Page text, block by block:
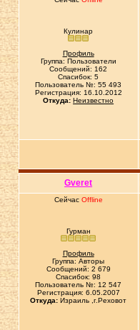
Кулинар
Профиль
Группа: Пользователи
Сообщений: 162
Спасибок: 5
Пользователь №: 55 493
Регистрация: 16.10.2012
Откуда: Неизвестно
Gveret
Сейчас Offline
Гурман
Профиль
Группа: Авторы
Сообщений: 2 679
Спасибок: 98
Пользователь №: 12 547
Регистрация: 6.05.2007
Откуда: Израиль ,г.Реховот